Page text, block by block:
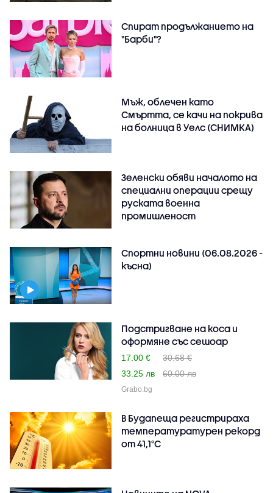
Спират продължанието на
"Барби"?
Мъж, облечен като
Смъртта, се качи на покрива
на болница в Уелс (СНИМКА)
Зеленски обяви началото на
специални операции срещу
руската военна
промишленост
Спортни новини (06.08.2026 -
късна)
Подстригване на коса и
оформяне със сешоар
17.00 €
30.68 €
33.25 лв
60.00 лв
Grabo.bg
В Будапеща регистрираха
температуратурен рекорд
от 41,1°C